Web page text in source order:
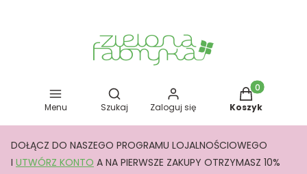
Menu
Otwórz wyszukiwarkę
Szukaj Zaloguj się
Produkty w
Koszyk
DOŁĄCZ DO NASZEGO PROGRAMU LOJALNOŚCIOWEGO
I UTWÓRZ KONTO A NA PIERWSZE ZAKUPY OTRZYMASZ 10%